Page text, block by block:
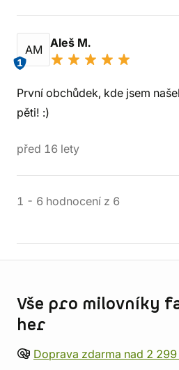
AM
1
Aleš M.
První obchůdek, kde jsem
pěti! :)
před 16 lety
1 - 6 hodnocení z 6
Vše pro milovníky
her
Doprava zdarma nad 2 299